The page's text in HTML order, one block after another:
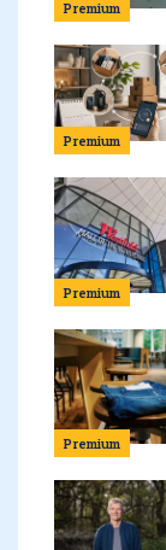
Premium
Premium
Premium
Premium